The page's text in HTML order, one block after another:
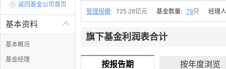
 返回基金公司首页

基本资料
基本概况
基金经理
管理规模: 725.28亿元 基金数量: 79只 经理
旗下基金利润表合计
按报告期 按年度浏览